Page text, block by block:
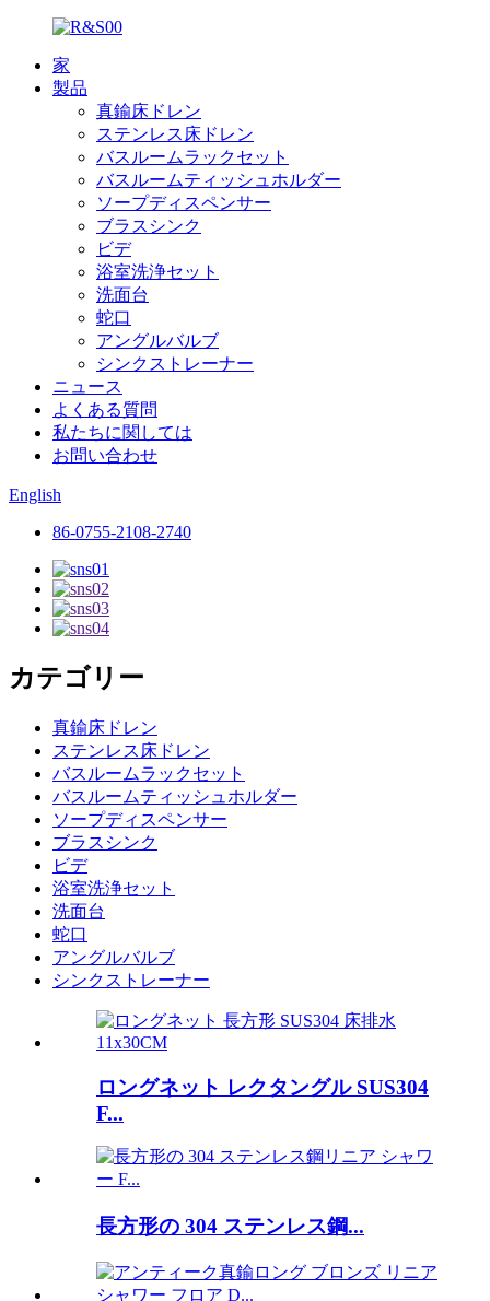
家
製品
真鍮床ドレン
ステンレス床ドレン
バスルームラックセット
バスルームティッシュホルダー
ソープディスペンサー
ブラスシンク
ビデ
浴室洗浄セット
洗面台
蛇口
アングルバルブ
シンクストレーナー
ニュース
よくある質問
私たちに関しては
お問い合わせ
English
86-0755-2108-2740
カテゴリー
真鍮床ドレン
ステンレス床ドレン
バスルームラックセット
バスルームティッシュホルダー
ソープディスペンサー
ブラスシンク
ビデ
浴室洗浄セット
洗面台
蛇口
アングルバルブ
シンクストレーナー
ロングネット レクタングル SUS304
F...
長方形の 304 ステンレス鋼...